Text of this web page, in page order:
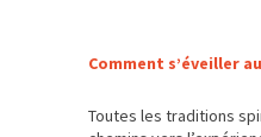
Comment s’éveiller
Toutes les traditions